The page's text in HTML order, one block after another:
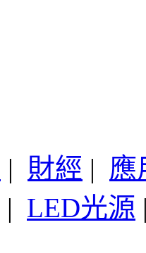
| 財經 | 應
| LED光源